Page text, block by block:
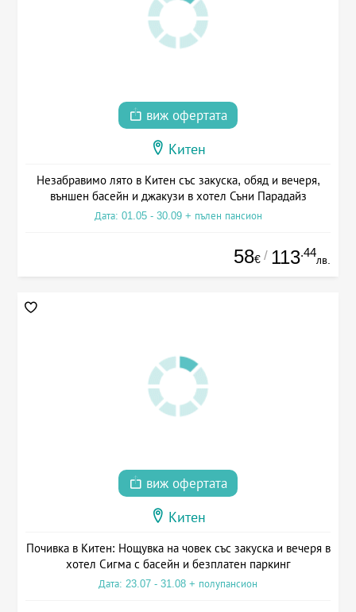
виж офертата
Китен
Незабравимо лято в Китен със закуска, обяд и вечеря,
външен басейн и джакузи в хотел Съни Парадайз
Дата: 01.05 - 30.09 + пълен пансион
58€ / 113.44
лв.
виж офертата
Китен
Почивка в Китен: Нощувка на човек със закуска и вечеря в
хотел Сигма с басейн и безплатен паркинг
Дата: 23.07 - 31.08 + полупансион